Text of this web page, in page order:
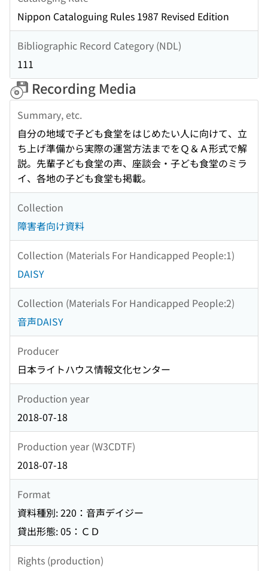
Nippon Cataloguing Rules 1987 Revised Edition
Bibliographic Record Category (NDL)
111
Recording Media
Summary, etc.
自分の地域で子ども食堂をはじめたい人に向けて、立
ち上げ準備から実際の運営方法までをＱ＆Ａ形式で解
説。先輩子ども食堂の声、座談会・子ども食堂のミラ
イ、各地の子ども食堂も掲載。
Collection
障害者向け資料
Collection (Materials For Handicapped People:1)
DAISY
Collection (Materials For Handicapped People:2)
音声DAISY
Producer
日本ライトハウス情報文化センター
Production year
2018-07-18
Production year (W3CDTF)
2018-07-18
Format
資料種別: 220：音声デイジー
貸出形態: 05：ＣＤ
Rights (production)